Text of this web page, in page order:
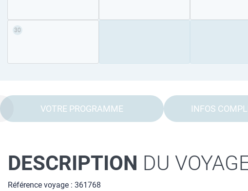
30
VOTRE PROGRAMME INFOS
DESCRIPTION DU
Référence voyage : 361768